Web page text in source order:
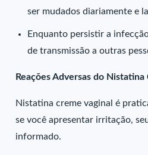
ser mudados diariamente e
Enquanto persistir a
de transmissão a outras
Reações Adversas do
Nistatina creme vaginal é
se você apresentar irritação,
informado.